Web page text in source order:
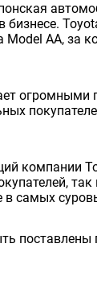
AA, за
компании
самых